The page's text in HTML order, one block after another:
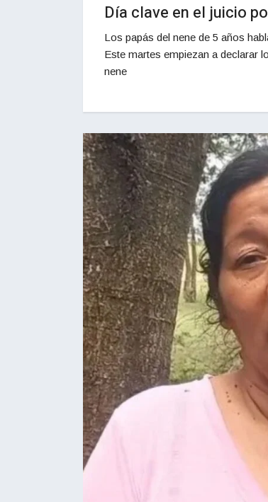
Día clave en el juicio
Los papás del nene de 5 años
Este martes empiezan a declarar
nene